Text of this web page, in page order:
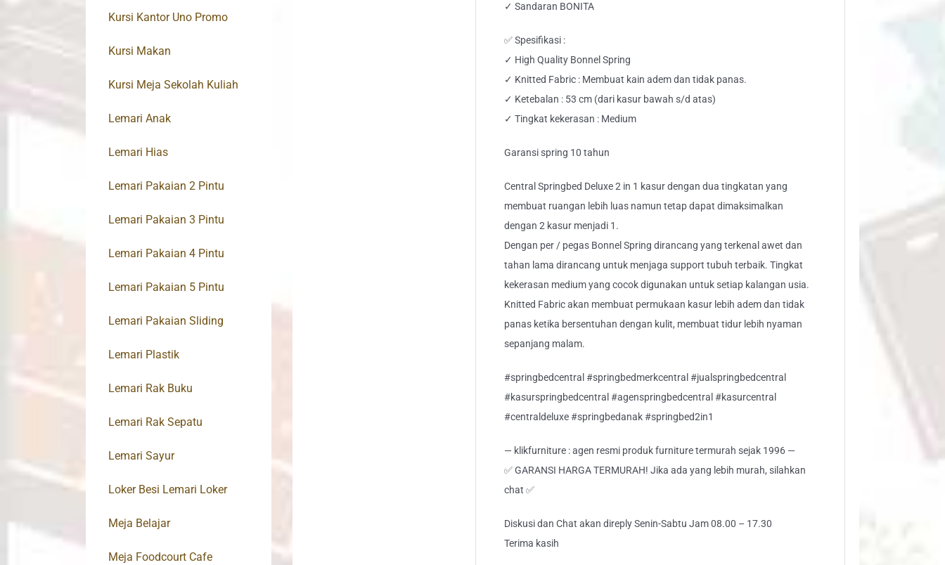
✓ Sandaran BONITA
✅ Spesifikasi :
✓ High Quality Bonnel Spring
✓ Knitted Fabric : Membuat kain adem dan tidak panas.
✓ Ketebalan : 53 cm (dari kasur bawah s/d atas)
✓ Tingkat kekerasan : Medium
Garansi spring 10 tahun
Central Springbed Deluxe 2 in 1 kasur dengan dua tingkatan yang
membuat ruangan lebih luas namun tetap dapat dimaksimalkan
dengan 2 kasur menjadi 1.
Dengan per / pegas Bonnel Spring dirancang yang terkenal awet dan
tahan lama dirancang untuk menjaga support tubuh terbaik. Tingkat
kekerasan medium yang cocok digunakan untuk setiap kalangan usia.
Knitted Fabric akan membuat permukaan kasur lebih adem dan tidak
panas ketika bersentuhan dengan kulit, membuat tidur lebih nyaman
sepanjang malam.
#springbedcentral #springbedmerkcentral #jualspringbedcentral
#kasurspringbedcentral #agenspringbedcentral #kasurcentral
#centraldeluxe #springbedanak #springbed2in1
— klikfurniture : agen resmi produk furniture termurah sejak 1996 —
✅ GARANSI HARGA TERMURAH! Jika ada yang lebih murah, silahkan
chat ✅
Diskusi dan Chat akan direply Senin-Sabtu Jam 08.00 – 17.30
Terima kasih
Kursi Kantor Uno Promo
Kursi Makan
Kursi Meja Sekolah Kuliah
Lemari Anak
Lemari Hias
Lemari Pakaian 2 Pintu
Lemari Pakaian 3 Pintu
Lemari Pakaian 4 Pintu
Lemari Pakaian 5 Pintu
Lemari Pakaian Sliding
Lemari Plastik
Lemari Rak Buku
Lemari Rak Sepatu
Lemari Sayur
Loker Besi Lemari Loker
Meja Belajar
Meja Foodcourt Cafe